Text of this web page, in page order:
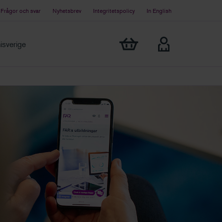
Frågor och svar Nyhetsbrev Integritetspolicy In English
Visa min varukorg